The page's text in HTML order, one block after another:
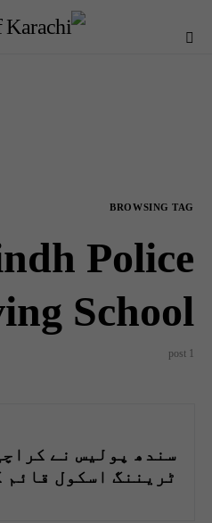
BROWSING TAG
Police
School
1 post
سندھ پولیس نے
ٹریننگ اسکول قائم